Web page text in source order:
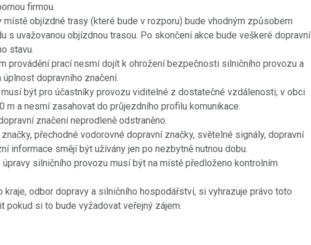
firmou.
místě objízdné trasy (které bude v rozporu) bude vhodným způsobem
s uvažovanou objízdnou trasou. Po skončení akce bude veškeré dopravní
stavu.
provádění prací nesmí dojít k ohrožení bezpečnosti silničního provozu a
dopravního značení.
být pro účastníky provozu viditelné z dostatečné vzdálenosti, v obci
m a nesmí zasahovat do průjezdního profilu komunikace.
značení neprodleně odstraněno.
přechodné vodorovné dopravní značky, světelné signály, dopravní
informace smějí být užívány jen po nezbytně nutnou dobu.
silničního provozu musí být na místě předloženo kontrolním
kraje, odbor dopravy a silničního hospodářství, si vyhrazuje právo toto
pokud si to bude vyžadovat veřejný zájem.